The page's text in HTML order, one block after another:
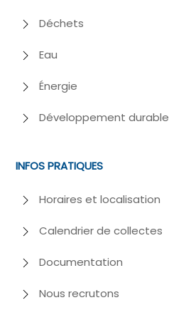
Déchets
Eau
Énergie
Développement durable
INFOS PRATIQUES
Horaires et localisation
Calendrier de collectes
Documentation
Nous recrutons